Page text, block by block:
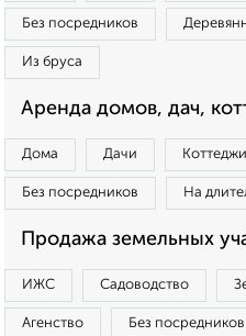
Без посредников
Из бруса
Аренда домов, дач,
Дома Дачи Коттеджи
Без посредников На
Продажа земельных
ИЖС Садоводство
Агенство Без посредников